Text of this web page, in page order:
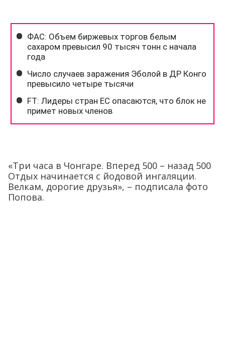
«Три часа в Чонгаре. Вперед 500 – назад 500
Отдых начинается с йодовой ингаляции.
Велкам, дорогие друзья», – подписала фото
Попова.